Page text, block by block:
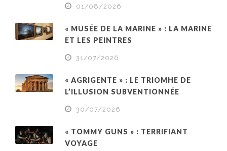
01/08/2026
« MUSÉE DE LA MARINE » : LA MARINE
ET LES PEINTRES
31/07/2026
« AGRIGENTE » : LE TRIOMHE DE
L’ILLUSION SUBVENTIONNÉE
30/07/2026
« TOMMY GUNS » : TERRIFIANT
VOYAGE